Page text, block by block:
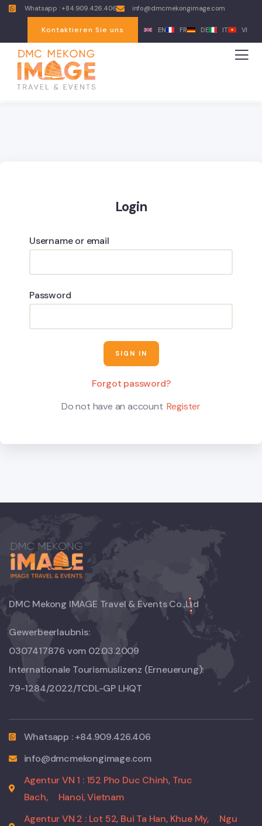
Whatsapp : +84.909.426.406 info@dmcmekongimage.com
Kontaktieren Sie uns EN FR DE IT VI
Login
Username or email
Password
Forgot password?
Do not have an account Register
DMC Mekong IMAGE Travel & Events Co.,Ltd
Gewerbeerlaubnis:
0307417876 vom 02.03.2009
Internationale Tourismuslizenz (Erneuerung):
79-1284/2022/TCDL-GP LHQT
Whatsapp : +84.909.426.406
info@dmcmekongimage.com
Agentur VN 1 : 152 Pho Duc Chinh, Truc
Bach,
Hanoi, Vietnam
Agentur VN 2 : Lot 52, Bui Ta Han, Khue My,
Ngu